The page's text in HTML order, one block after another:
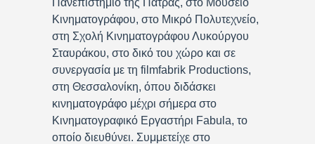
Κινηματογράφου, στο Μικρό Πολυτεχνείο,
στη Σχολή Κινηματογράφου Λυκούργου
Σταυράκου, στο δικό του χώρο και σε
συνεργασία με τη filmfabrik Productions,
στη Θεσσαλονίκη, όπου διδάσκει
κινηματογράφο μέχρι σήμερα στο
Κινηματογραφικό Εργαστήρι Fabula, το
οποίο διευθύνει. Συμμετείχε στο